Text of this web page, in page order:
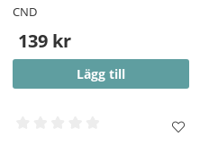
CND
139 kr
Lägg till